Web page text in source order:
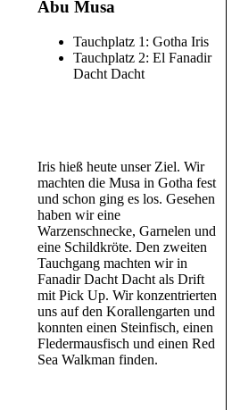
Abu Musa
Tauchplatz 1: Gotha Iris
Tauchplatz 2: El Fanadir
Dacht Dacht
Iris hieß heute unser Ziel. Wir
machten die Musa in Gotha fest
und schon ging es los. Gesehen
haben wir eine
Warzenschnecke, Garnelen und
eine Schildkröte. Den zweiten
Tauchgang machten wir in
Fanadir Dacht Dacht als Drift
mit Pick Up. Wir konzentrierten
uns auf den Korallengarten und
konnten einen Steinfisch, einen
Fledermausfisch und einen Red
Sea Walkman finden.